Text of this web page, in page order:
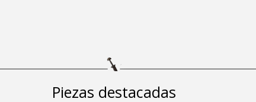
Piezas destacadas